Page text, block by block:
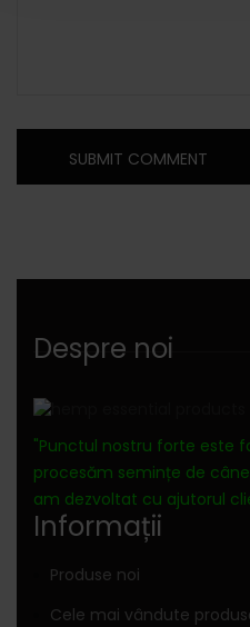
Despre noi
"Punctul nostru forte este
procesăm semințe de
am dezvoltat cu ajutorul
Informații
Produse noi
Cele mai vândute